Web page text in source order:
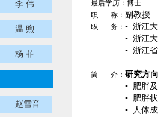
· 李 伟
· 温 煦
· 杨 菲
· 赵雪音
最后学历：博士
职 称： 副教授
职 务： ▪ 浙江
▪ 浙江
▪ 浙江
简 介： 研究方
▪ 肥胖
▪ 肥胖
▪
人体